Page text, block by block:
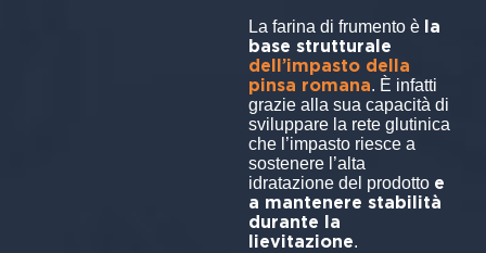
La farina di frumento è la
base strutturale
dell’impasto della
pinsa romana. È infatti
grazie alla sua capacità di
sviluppare la rete glutinica
che l’impasto riesce a
sostenere l’alta
idratazione del prodotto e
a mantenere stabilità
durante la
lievitazione.